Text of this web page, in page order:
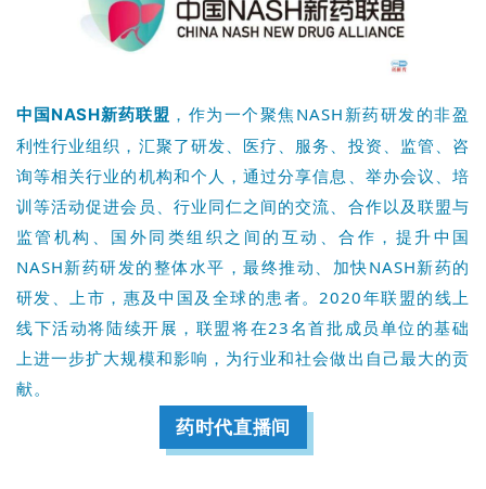
台
药
时
学
苑
A
l
l
登录 注册
中国NASH新药联盟 ， 作为一个聚焦NASH新药研发的非盈
利性行业组织，汇聚了研发、医疗、服务、投资、监管、咨
询等相关行业的机构和个人，通过分享信息、举办会议、培
训等活动促进会员、行业同仁之间的交流、合作以及联盟与
监管机构、国外同类组织之间的互动、合作，提升中国
NASH新药研发的整体水平，最终推动、加快NASH新药的
研发、上市，惠及中国及全球的患者。2020年联盟的线上
线下活动将陆续开展，联盟将在23名首批成员单位的基础
上进一步扩大规模和影响，为行业和社会做出自己最大的贡
献。
药时代直播间